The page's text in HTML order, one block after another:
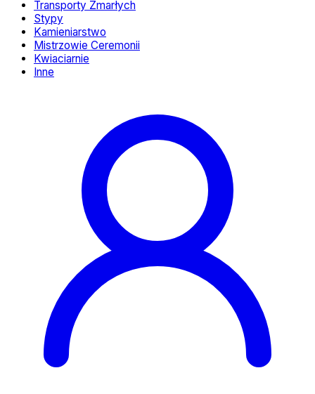
Transporty Zmarłych
Stypy
Kamieniarstwo
Mistrzowie Ceremonii
Kwiaciarnie
Inne